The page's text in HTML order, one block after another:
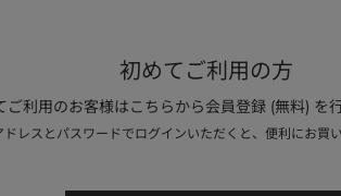
初めてご利用の方
ご利用のお客様はこちらから会員登録 (無料) を
レスとパスワードでログインいただくと、便利にお買